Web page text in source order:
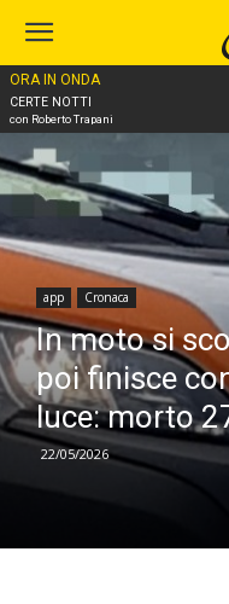
ORA IN ONDA
CERTE NOTTI
con Roberto Trapani
Home
app Cronaca
In moto si
poi finisce
luce: morto
22/05/2026